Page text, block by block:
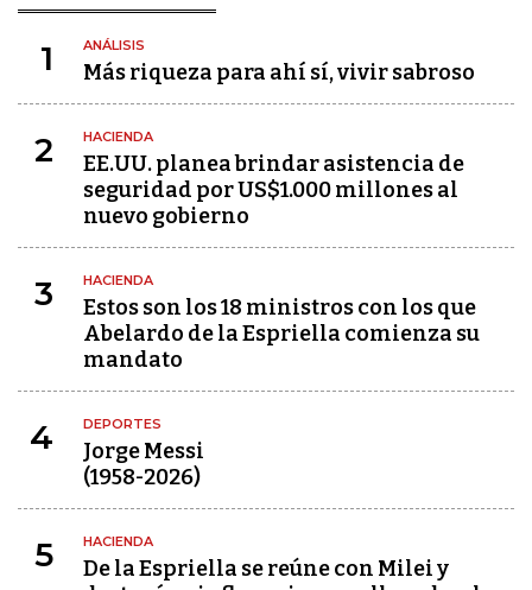
1 ANÁLISIS
Más riqueza para ahí sí, vivir sabroso
2 HACIENDA
EE.UU. planea brindar asistencia de
seguridad por US$1.000 millones al
nuevo gobierno
3 HACIENDA
Estos son los 18 ministros con los que
Abelardo de la Espriella comienza su
mandato
4 DEPORTES
Jorge Messi
(1958-2026)
5 HACIENDA
De la Espriella se reúne con Milei y